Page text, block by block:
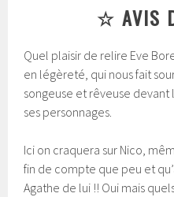
☆ AVIS
Quel plaisir de relire Eve
en légèreté, qui nous fait
songeuse et rêveuse
ses personnages.
Ici on craquera sur Nico,
fin de compte que peu et
Agathe de lui !! Oui mais